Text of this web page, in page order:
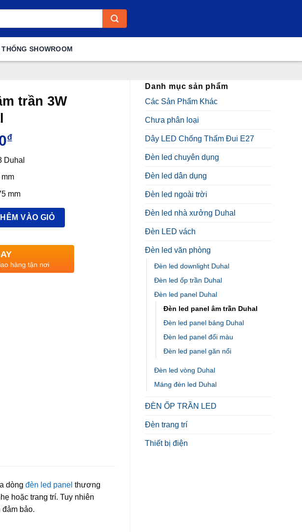
THỐNG SHOWROOM
Danh mục sản phẩm
Các Sản Phẩm Khác
Chưa phân loại
Dây LED Chống Thấm Đui E27
Đèn led chuyên dụng
Đèn led dân dụng
Đèn led ngoài trời
Đèn led nhà xưởng Duhal
Đèn LED vách
Đèn led văn phòng
Đèn led downlight Duhal
Đèn led ốp trần Duhal
Đèn led panel Duhal
Đèn led panel âm trần Duhal
Đèn led panel bảng Duhal
Đèn led panel đổi màu
Đèn led panel găn nổi
Đèn led vòng Duhal
Máng đèn led Duhal
ĐÈN ỐP TRẦN LED
Đèn trang trí
Thiết bị điện
trần 3W
₫Giá
tại
là:
Duhal
mm
VÀO GIỎ
hàng tận nơi
dòng đèn led panel thương
hoặc trang trí. Tuy nhiên
bảo.